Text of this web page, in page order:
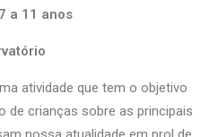
a 11 anos
atividade que tem o objetivo
de crianças sobre as principais